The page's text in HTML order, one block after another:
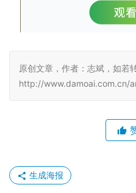
原创文章，作者：志斌，如若
http://www.damoai.com.cn/
生成海报